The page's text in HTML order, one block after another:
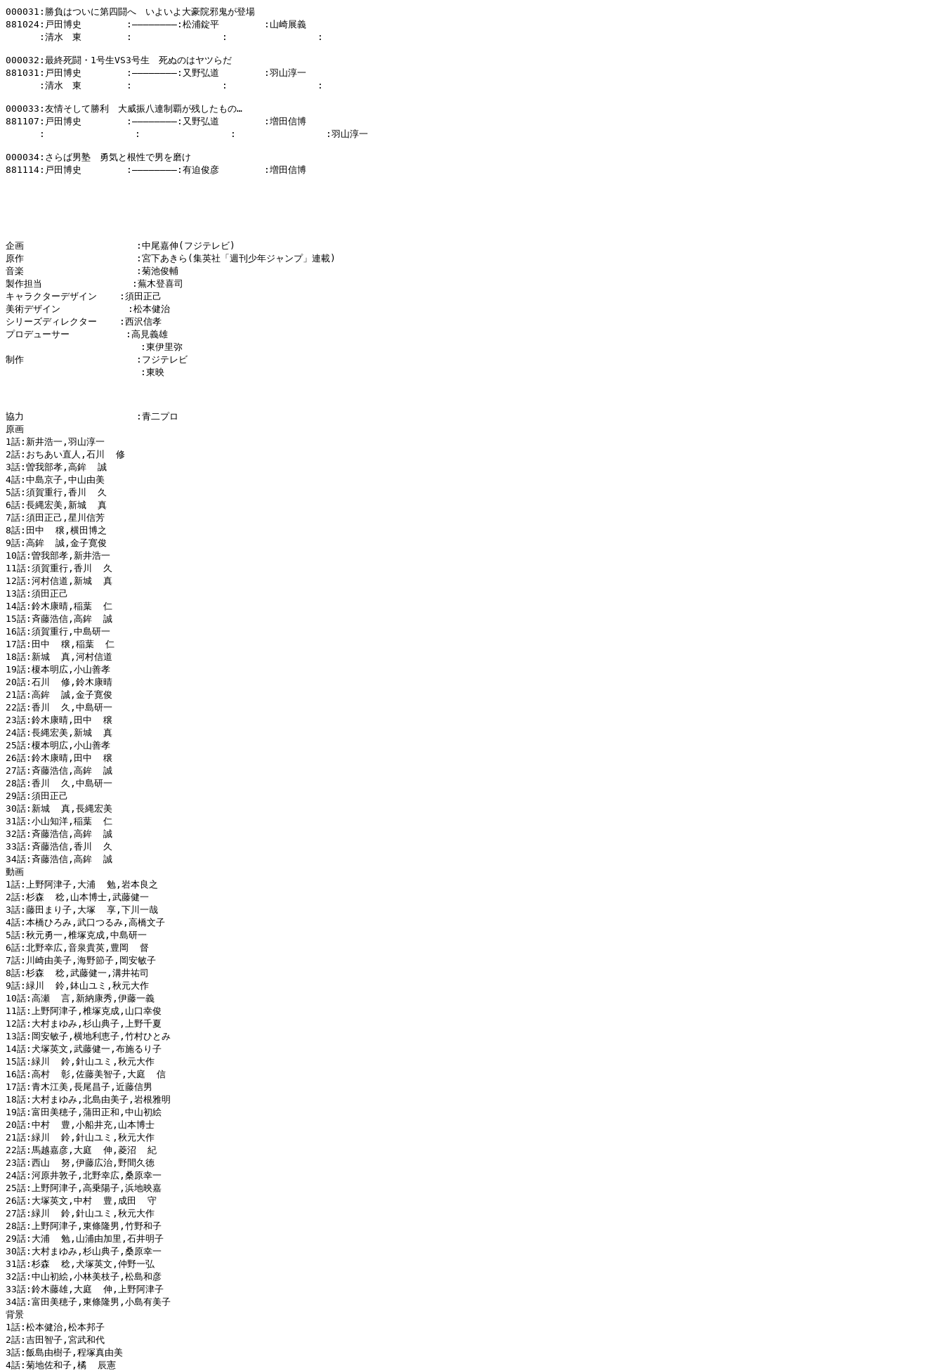
000031:勝負はついに第四闘へ　いよいよ大豪院邪鬼が登場
881024:戸田博史        :――――――――:松浦錠平        :山崎展義
      :清水　東        :                :                :
000032:最終死闘・1号生VS3号生　死ぬのはヤツらだ
881031:戸田博史        :――――――――:又野弘道        :羽山淳一
      :清水　東        :                :                :
000033:友情そして勝利　大威振八連制覇が残したもの…
881107:戸田博史        :――――――――:又野弘道        :増田信博
      :                :                :                :羽山淳一
000034:さらば男塾　勇気と根性で男を磨け
881114:戸田博史        :――――――――:有迫俊彦        :増田信博
企画                    :中尾嘉伸(フジテレビ)
原作                    :宮下あきら(集英社「週刊少年ジャンプ」連載)
音楽                    :菊池俊輔
製作担当                :蕪木登喜司
キャラクターデザイン    :須田正己
美術デザイン            :松本健治
シリーズディレクター    :西沢信孝
プロデューサー          :高見義雄
                        :東伊里弥
制作                    :フジテレビ
                        :東映
協力                    :青二プロ
原画
1話:新井浩一,羽山淳一
2話:おちあい直人,石川  修
3話:曽我部孝,高鉾  誠
4話:中島京子,中山由美
5話:須賀重行,香川  久
6話:長縄宏美,新城  真
7話:須田正己,星川信芳
8話:田中  穣,横田博之
9話:高鉾  誠,金子寛俊
10話:曽我部孝,新井浩一
11話:須賀重行,香川  久
12話:河村信道,新城  真
13話:須田正己
14話:鈴木康晴,稲葉  仁
15話:斉藤浩信,高鉾  誠
16話:須賀重行,中島研一
17話:田中  穣,稲葉  仁
18話:新城  真,河村信道
19話:榎本明広,小山善孝
20話:石川  修,鈴木康晴
21話:高鉾  誠,金子寛俊
22話:香川  久,中島研一
23話:鈴木康晴,田中  穣
24話:長縄宏美,新城  真
25話:榎本明広,小山善孝
26話:鈴木康晴,田中  穣
27話:斉藤浩信,高鉾  誠
28話:香川  久,中島研一
29話:須田正己
30話:新城  真,長縄宏美
31話:小山知洋,稲葉  仁
32話:斉藤浩信,高鉾  誠
33話:斉藤浩信,香川  久
34話:斉藤浩信,高鉾  誠
動画
1話:上野阿津子,大浦  勉,岩本良之
2話:杉森  稔,山本博士,武藤健一
3話:藤田まり子,大塚  享,下川一哉
4話:本橋ひろみ,武口つるみ,高橋文子
5話:秋元勇一,椎塚克成,中島研一
6話:北野幸広,音泉貴英,豊岡  督
7話:川崎由美子,海野節子,岡安敏子
8話:杉森  稔,武藤健一,溝井祐司
9話:緑川  鈴,鉢山ユミ,秋元大作
10話:高瀬  言,新納康秀,伊藤一義
11話:上野阿津子,椎塚克成,山口幸俊
12話:大村まゆみ,杉山典子,上野千夏
13話:岡安敏子,横地利恵子,竹村ひとみ
14話:犬塚英文,武藤健一,布施るり子
15話:緑川  鈴,針山ユミ,秋元大作
16話:高村  彰,佐藤美智子,大庭  信
17話:青木江美,長尾昌子,近藤信男
18話:大村まゆみ,北島由美子,岩根雅明
19話:富田美穂子,蒲田正和,中山初絵
20話:中村  豊,小船井充,山本博士
21話:緑川  鈴,針山ユミ,秋元大作
22話:馬越嘉彦,大庭  伸,菱沼  紀
23話:西山  努,伊藤広治,野間久徳
24話:河原井敦子,北野幸広,桑原幸一
25話:上野阿津子,高乗陽子,浜地映嘉
26話:大塚英文,中村  豊,成田  守
27話:緑川  鈴,針山ユミ,秋元大作
28話:上野阿津子,東條隆男,竹野和子
29話:大浦  勉,山浦由加里,石井明子
30話:大村まゆみ,杉山典子,桑原幸一
31話:杉森  稔,犬塚英文,仲野一弘
32話:中山初絵,小林美枝子,松島和彦
33話:鈴木藤雄,大庭  伸,上野阿津子
34話:富田美穂子,東條隆男,小島有美子
背景
1話:松本健治,松本邦子
2話:吉田智子,宮武和代
3話:飯島由樹子,程塚真由美
4話:菊地佐和子,橘  辰憲